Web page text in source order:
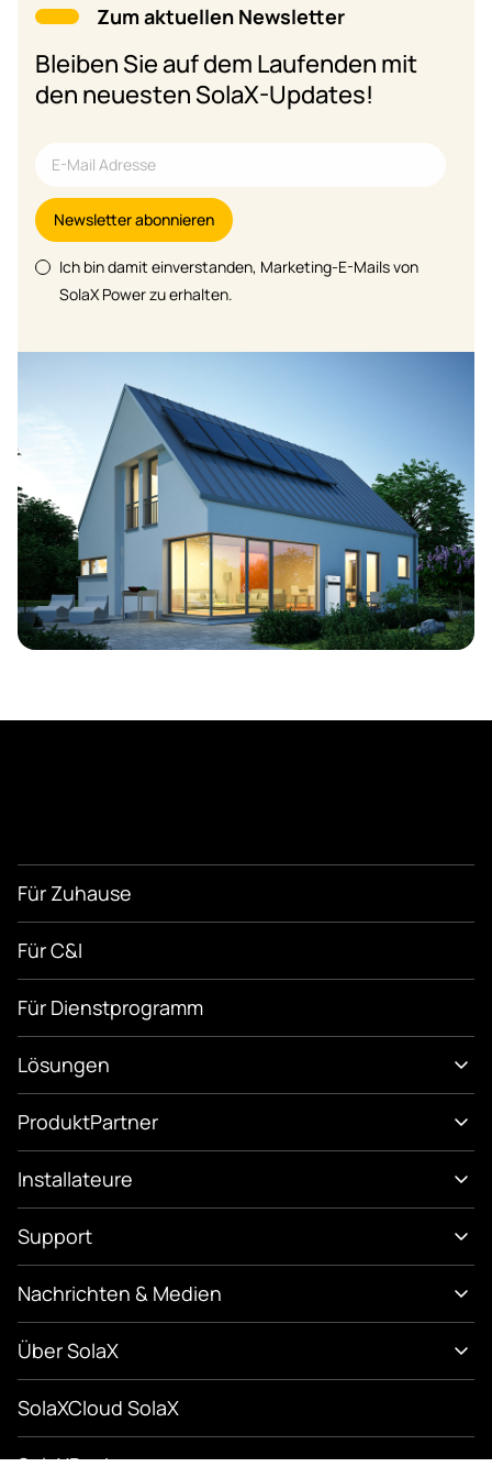
Zum aktuellen Newsletter
Bleiben Sie auf dem Laufenden mit
den neuesten SolaX-Updates!
Newsletter abonnieren
Ich bin damit einverstanden, Marketing-E-Mails von
SolaX Power zu erhalten.
Für Zuhause
Für C&I
Für Dienstprogramm
Lösungen
ProduktPartner
Installateure
Support
Nachrichten & Medien
Über SolaX
SolaXCloud SolaX
SolaXDesign